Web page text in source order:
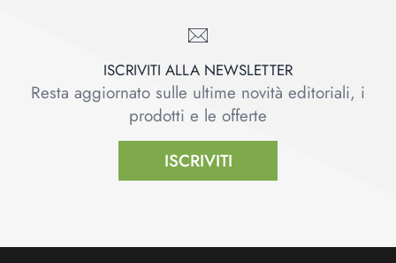
ISCRIVITI ALLA NEWSLETTER
Resta aggiornato sulle ultime novità editoriali, i
prodotti e le offerte
ISCRIVITI